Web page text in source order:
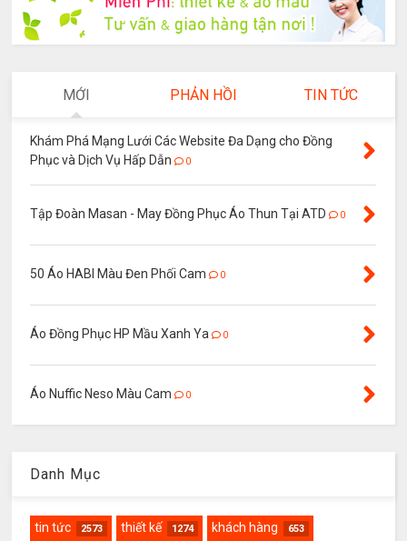
MỚI PHẢN HỒI TIN TỨC
Khám Phá Mạng Lưới Các Website Đa Dạng cho Đồng
Phục và Dịch Vụ Hấp Dẫn
0
Tập Đoàn Masan - May Đồng Phục Áo Thun Tại ATD 0
50 Áo HABI Màu Đen Phối Cam 0
Áo Đồng Phục HP Mầu Xanh Ya 0
Áo Nuffic Neso Màu Cam 0
Danh Mục
tin tức 2573 thiết kế 1274 khách hàng 653